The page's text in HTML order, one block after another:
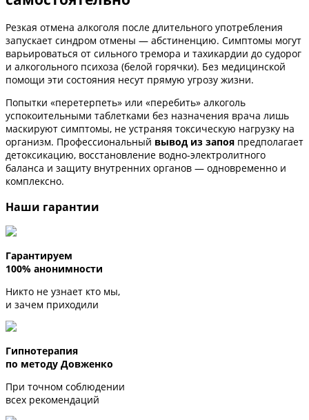
Резкая отмена алкоголя после длительного употребления
запускает синдром отмены — абстиненцию. Симптомы могут
варьироваться от сильного тремора и тахикардии до судорог
и алкогольного психоза (белой горячки). Без медицинской
помощи эти состояния несут прямую угрозу жизни.
Попытки «перетерпеть» или «перебить» алкоголь
успокоительными таблетками без назначения врача лишь
маскируют симптомы, не устраняя токсическую нагрузку на
организм. Профессиональный вывод из запоя предполагает
детоксикацию, восстановление водно-электролитного
баланса и защиту внутренних органов — одновременно и
комплексно.
Наши гарантии
Гарантируем
100% анонимности
Никто не узнает кто мы,
и зачем приходили
Гипнотерапия
по методу Довженко
При точном соблюдении
всех рекомендаций